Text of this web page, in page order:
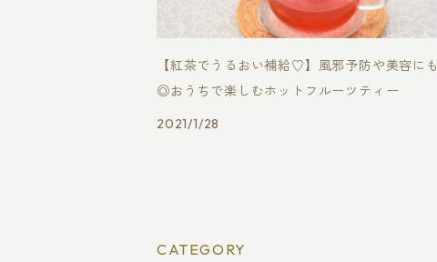
【紅茶でうるおい補給♡】風邪予防や美容にも
◎おうちで楽しむホットフルーツティー
2021/1/28
CATEGORY